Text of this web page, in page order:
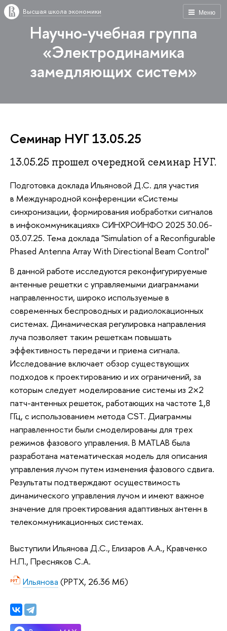
Меню
Высшая школа экономики
Научно-учебная группа
«Электродинамика
замедляющих систем»
Семинар НУГ 13.05.25
13.05.25 прошел очередной семинар НУГ.
Подготовка доклада Ильяновой Д.С. для участия
в Международной конференции «Системы
синхронизации, формирования иобработки сигналов
в инфокоммуникациях» СИНХРОИНФО 2025 30.06-
03.07.25. Тема доклада "Simulation of a Reconfigurable
Phased Antenna Array With Directional Beam Control"
В данной работе исследуются реконфигурируемые
антенные решетки с управляемыми диаграммами
направленности, широко используемые в
современных беспроводных и радиолокационных
системах. Динамическая регулировка направления
луча позволяет таким решеткам повышать
эффективность передачи и приема сигнала.
Исследование включает обзор существующих
подходов к проектированию и их ограничений, за
которым следует моделирование системы из 2×2
патч-антенных решеток, работающих на частоте 1,8
ГГц, с использованием метода CST. Диаграммы
направленности были смоделированы для трех
режимов фазового управления. В MATLAB была
разработана математическая модель для описания
управления лучом путем изменения фазового сдвига.
Результаты подтверждают осуществимость
динамического управления лучом и имеют важное
значение для проектирования адаптивных антенн в
телекоммуникационных системах.
Выступили Ильянова Д.С., Елизаров А.А., Кравченко
Н.П., Пресняков С.А.
Ильянова (PPTX, 26.36 Мб)